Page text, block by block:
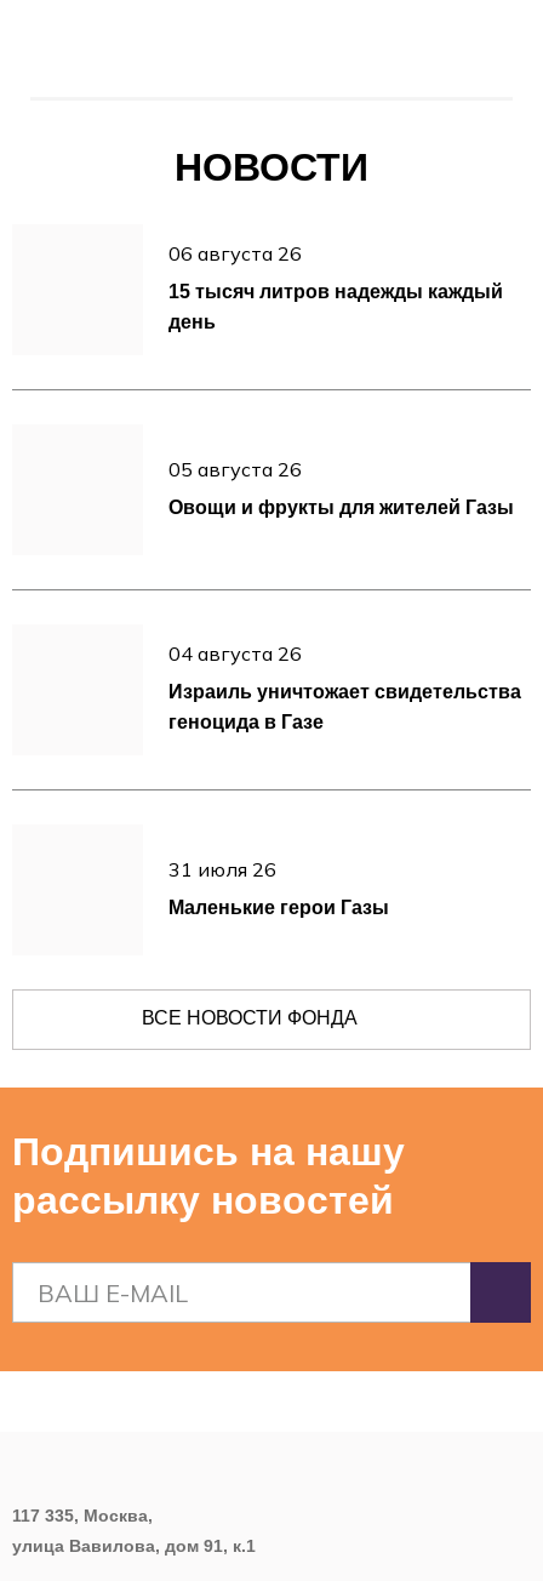
НОВОСТИ
06 августа 26
15 тысяч литров надежды каждый
день
05 августа 26
Овощи и фрукты для жителей Газы
04 августа 26
Израиль уничтожает свидетельства
геноцида в Газе
31 июля 26
Маленькие герои Газы
ВСЕ НОВОСТИ ФОНДА
Подпишись на нашу
рассылку новостей
117 335, Москва,
улица Вавилова, дом 91, к.1